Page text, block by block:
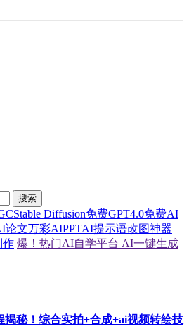
搜索
Stable Diffusion免费GPT4.0免费AI
论文万彩AIPPTAI提示语改图神器
作 爆！热门AI自学平台 AI一键生成
揭秘！综合实拍+合成+ai视频转绘技